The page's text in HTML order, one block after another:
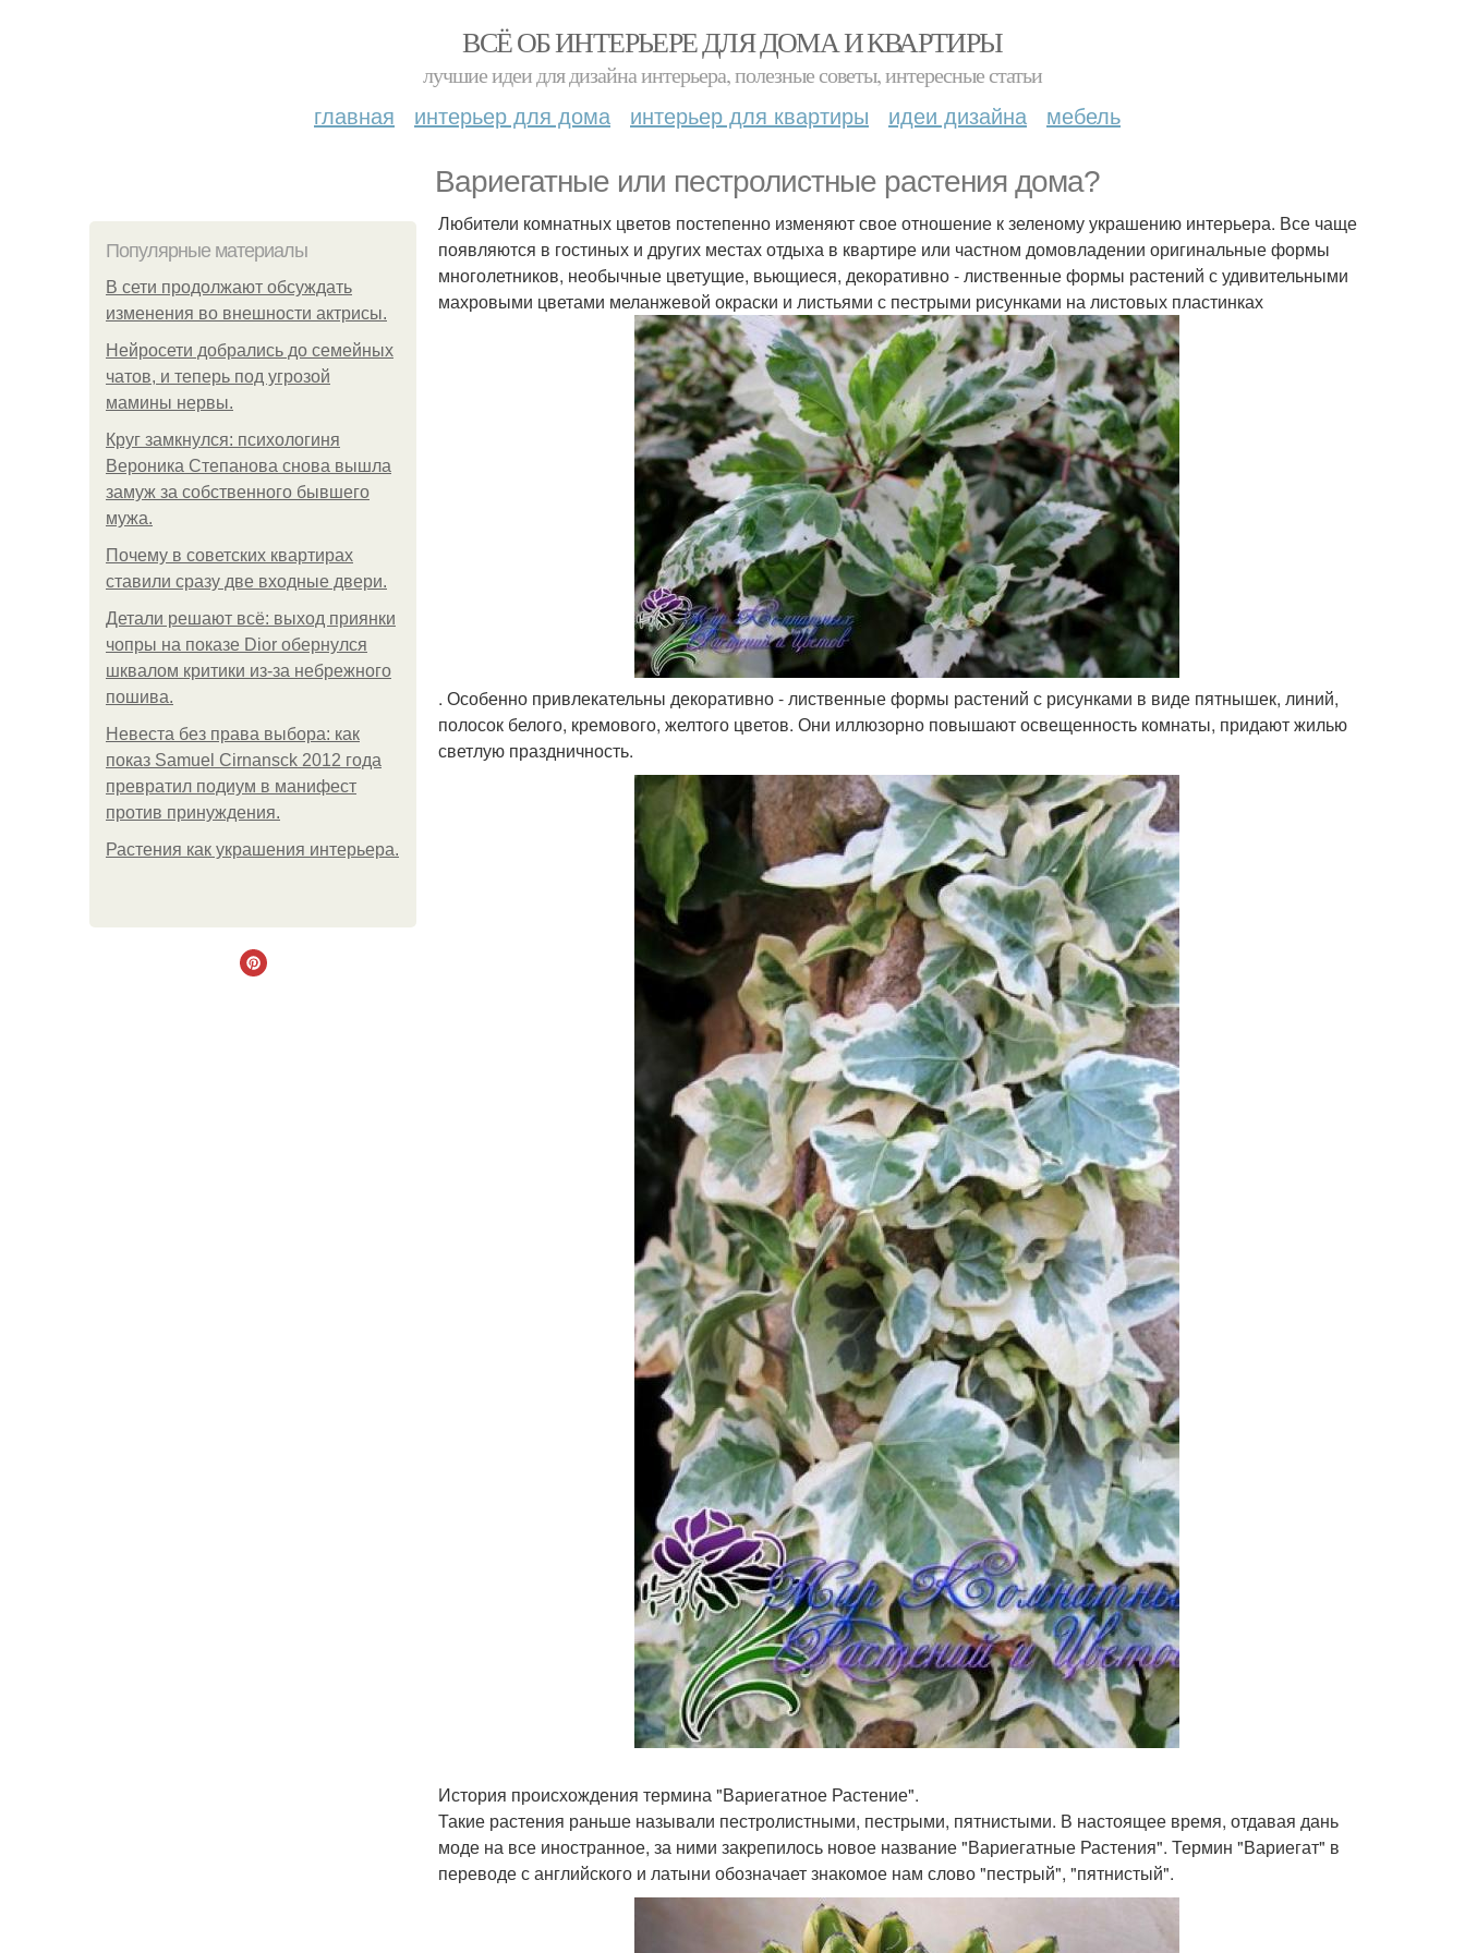
ВСЁ ОБ ИНТЕРЬЕРЕ ДЛЯ ДОМА И КВАРТИРЫ
лучшие идеи для дизайна интерьера, полезные советы, интересные статьи
главная интерьер для дома интерьер для квартиры идеи дизайна мебель
Вариегатные или пестролистные растения дома?
Популярные материалы
В сети продолжают обсуждать
изменения во внешности актрисы.
Нейросети добрались до семейных
чатов, и теперь под угрозой
мамины нервы.
Круг замкнулся: психологиня
Вероника Степанова снова вышла
замуж за собственного бывшего
мужа.
Почему в советских квартирах
ставили сразу две входные двери.
Детали решают всё: выход приянки
чопры на показе Dior обернулся
шквалом критики из-за небрежного
пошива.
Невеста без права выбора: как
показ Samuel Cirnansck 2012 года
превратил подиум в манифест
против принуждения.
Растения как украшения интерьера.
Любители комнатных цветов постепенно изменяют свое отношение к зеленому украшению интерьера. Все чаще
появляются в гостиных и других местах отдыха в квартире или частном домовладении оригинальные формы
многолетников, необычные цветущие, вьющиеся, декоративно - лиственные формы растений с удивительными
махровыми цветами меланжевой окраски и листьями с пестрыми рисунками на листовых пластинках
. Особенно привлекательны декоративно - лиственные формы растений с рисунками в виде пятнышек, линий,
полосок белого, кремового, желтого цветов. Они иллюзорно повышают освещенность комнаты, придают жилью
светлую праздничность.
История происхождения термина "Вариегатное Растение".
Такие растения раньше называли пестролистными, пестрыми, пятнистыми. В настоящее время, отдавая дань
моде на все иностранное, за ними закрепилось новое название "Вариегатные Растения". Термин "Вариегат" в
переводе с английского и латыни обозначает знакомое нам слово "пестрый", "пятнистый".